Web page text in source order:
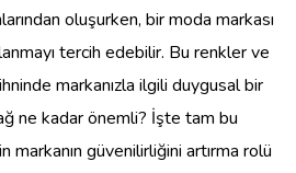
oluşurken, bir moda markası
tercih edebilir. Bu renkler ve
markanızla ilgili duygusal bir
ne kadar önemli? İşte tam bu
markanın güvenilirliğini artırma rolü